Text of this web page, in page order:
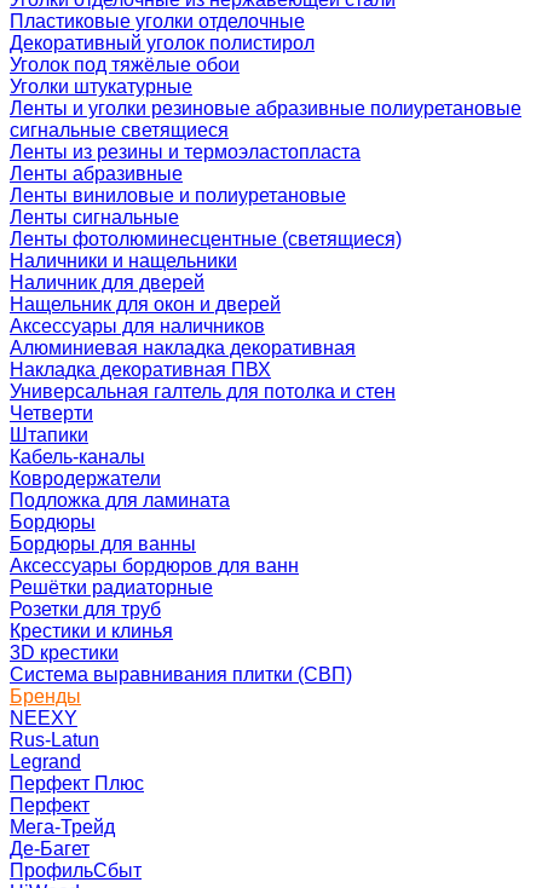
Пластиковые уголки отделочные
Декоративный уголок полистирол
Уголок под тяжёлые обои
Уголки штукатурные
Ленты и уголки резиновые абразивные полиуретановые
сигнальные светящиеся
Ленты из резины и термоэластопласта
Ленты абразивные
Ленты виниловые и полиуретановые
Ленты сигнальные
Ленты фотолюминесцентные (светящиеся)
Наличники и нащельники
Наличник для дверей
Нащельник для окон и дверей
Аксессуары для наличников
Алюминиевая накладка декоративная
Накладка декоративная ПВХ
Универсальная галтель для потолка и стен
Четверти
Штапики
Кабель-каналы
Ковродержатели
Подложка для ламината
Бордюры
Бордюры для ванны
Аксессуары бордюров для ванн
Решётки радиаторные
Розетки для труб
Крестики и клинья
3D крестики
Система выравнивания плитки (СВП)
Бренды
NEEXY
Rus-Latun
Legrand
Перфект Плюс
Перфект
Мега-Трейд
Де-Багет
ПрофильСбыт